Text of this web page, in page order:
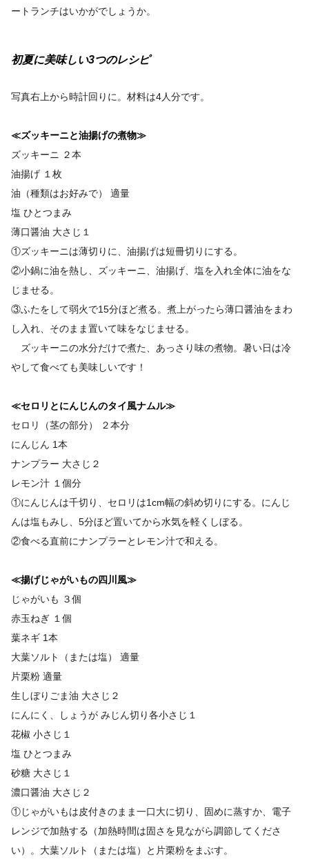
ー トランチはいかがでしょうか。
初夏に美味しい3つのレシピ
写真右上から時計回りに。材料は4人分です。
≪ズッキーニと油揚げの煮物≫
ズッキーニ ２本
油揚げ １枚
油（種類はお好みで） 適量
塩 ひとつまみ
薄口醤油 大さじ１
①ズッキーニは薄切りに、油揚げは短冊切りにする。
②小鍋に油を熱し、ズッキーニ、油揚げ、塩を入れ全体に油をな
じ ませる。
③ふたをして弱火で15分ほど煮る。煮上がったら薄口醤油をまわ
し入れ、そのまま置いて味をなじませる。
ズッキーニの水分だけで煮た、あっさり味の煮物。暑い日は冷
やして食べても美味しいです！
≪セロリとにんじんのタイ風ナムル≫
セロリ（茎の部分） ２本分
にんじん 1本
ナンプラー 大さじ２
レモン汁 １個分
①にんじんは千切り、セロリは1cm幅の斜め切りにする。にんじ
んは塩もみし、5分ほど置いてから水気を軽くしぼる。
②食べる直前にナンプラーとレモン汁で和える。
≪揚げじゃがいもの四川風≫
じゃがいも ３個
赤玉ねぎ １個
葉ネギ 1本
大葉ソルト（または塩） 適量
片栗粉 適量
生しぼりごま油 大さじ２
にんにく、しょうが みじん切り各小さじ１
花椒 小さじ１
塩 ひとつまみ
砂糖 大さじ１
濃口醤油 大さじ２
①じゃがいもは皮付きのまま一口大に切り、固めに蒸すか、電子
レンジで加熱する（加熱時間は固さを見ながら調節してくださ
い）。 大葉ソルト（または塩）と片栗粉をまぶす。